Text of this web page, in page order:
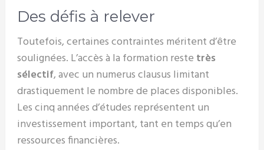
Des défis à relever
Toutefois, certaines contraintes méritent d’être
soulignées. L’accès à la formation reste très
sélectif, avec un numerus clausus limitant
drastiquement le nombre de places disponibles.
Les cinq années d’études représentent un
investissement important, tant en temps qu’en
ressources financières.